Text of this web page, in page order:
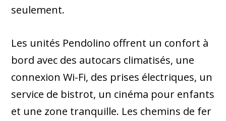
seulement.
Les unités Pendolino offrent un confort à
bord avec des autocars climatisés, une
connexion Wi-Fi, des prises électriques, un
service de bistrot, un cinéma pour enfants
et une zone tranquille. Les chemins de fer